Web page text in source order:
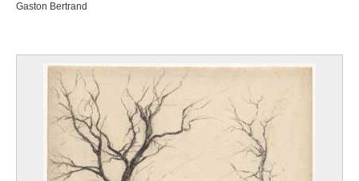
Gaston Bertrand